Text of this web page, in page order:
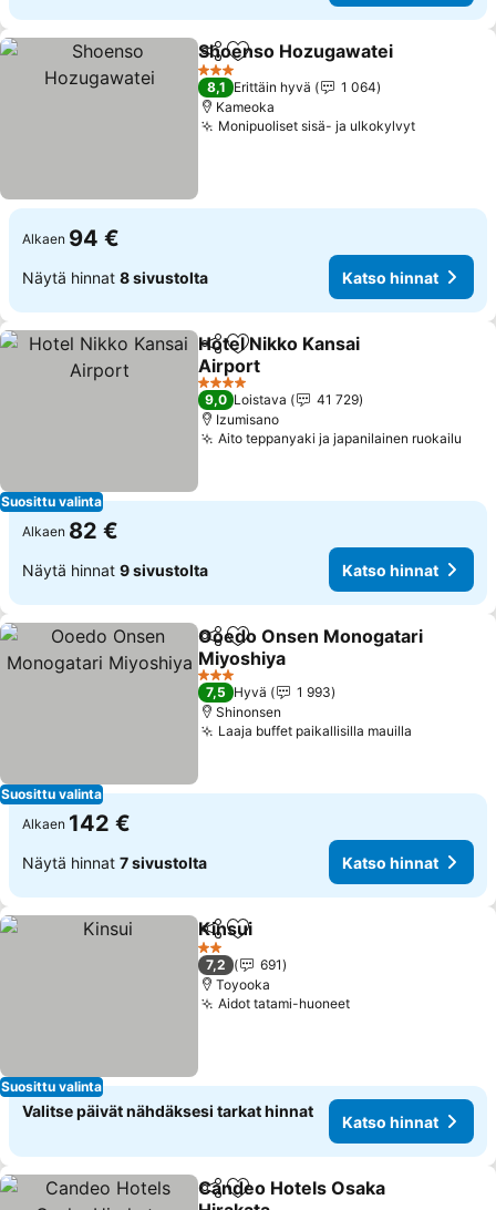
Jaa Lisää suosikkeihin
Shoenso Hozugawatei
3 Tähtiluokitus
8,1 Erittäin hyvä
1 064
Kameoka
Monipuoliset sisä- ja ulkokylvyt
Alkaen 94 €
Näytä hinnat 8 sivustolta Katso hinnat
Suosittu valinta
Jaa Lisää suosikkeihin
Hotel Nikko Kansai
Airport
4 Tähtiluokitus
9,0 Loistava
41 729
Izumisano
Aito teppanyaki ja japanilainen ruokailu
Alkaen 82 €
Näytä hinnat 9 sivustolta Katso hinnat
Suosittu valinta
Jaa Lisää suosikkeihin
Ooedo Onsen Monogatari
Miyoshiya
3 Tähtiluokitus
7,5 Hyvä
1 993
Shinonsen
Laaja buffet paikallisilla mauilla
Alkaen 142 €
Näytä hinnat 7 sivustolta Katso hinnat
Suosittu valinta
Jaa Lisää suosikkeihin
Kinsui
2 Tähtiluokitus
7,2
691
Toyooka
Aidot tatami-huoneet
Valitse päivät nähdäksesi tarkat hinnat
Katso hinnat
Jaa Lisää suosikkeihin
Candeo Hotels Osaka